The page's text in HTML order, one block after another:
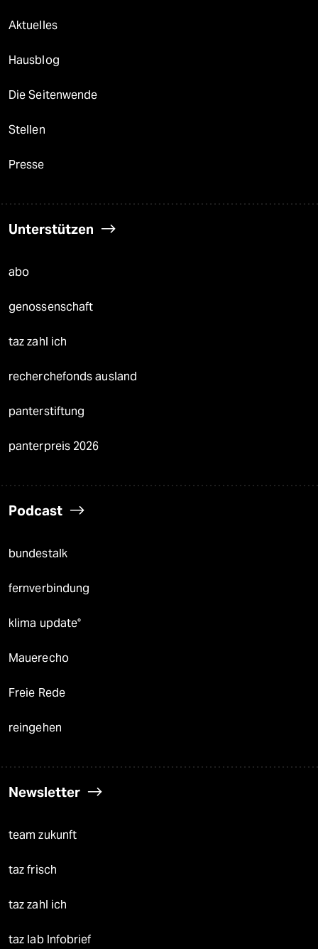
Aktuelles
Hausblog
Die Seitenwende
Stellen
Presse
Unterstützen
abo
genossenschaft
taz zahl ich
recherchefonds ausland
panterstiftung
panterpreis 2026
Podcast
bundestalk
fernverbindung
klima update°
Mauerecho
Freie Rede
reingehen
Newsletter
team zukunft
taz frisch
taz zahl ich
taz lab Infobrief